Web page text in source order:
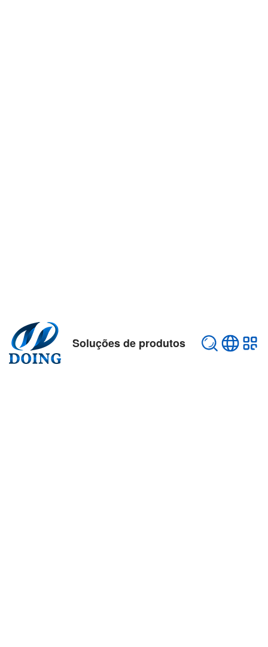
Soluções de produtos